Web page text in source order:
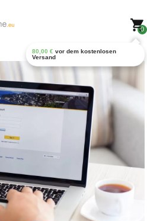
0
80,00 € vor dem kostenlosen
Versand